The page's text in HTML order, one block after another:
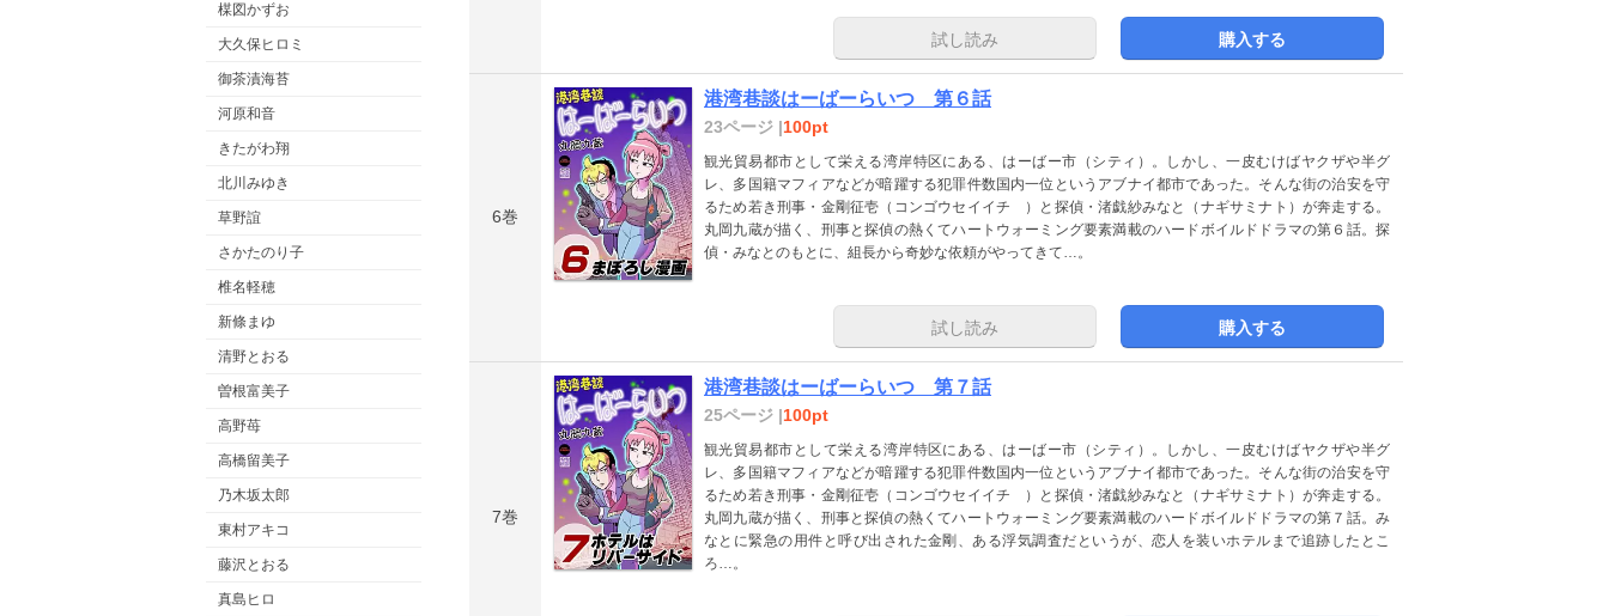
楳図かずお
大久保ヒロミ
御茶漬海苔
河原和音
きたがわ翔
北川みゆき
草野誼
さかたのり子
椎名軽穂
新條まゆ
清野とおる
曽根富美子
高野苺
高橋留美子
乃木坂太郎
東村アキコ
藤沢とおる
真島ヒロ
試し読み 購入する
6巻
港湾巷談はーばーらいつ 第６話
23ページ |100pt
観光貿易都市として栄える湾岸特区にある、はーばー市（シティ）。しかし、一皮むけばヤクザや半グ
レ、多国籍マフィアなどが暗躍する犯罪件数国内一位というアブナイ都市であった。そんな街の治安を守
るため若き刑事・金剛征壱（コンゴウセイイチ ）と探偵・渚戯紗みなと（ナギサミナト）が奔走する。
丸岡九蔵が描く、刑事と探偵の熱くてハートウォーミング要素満載のハードボイルドドラマの第６話。探
偵・みなとのもとに、組長から奇妙な依頼がやってきて…。
試し読み 購入する
7巻
港湾巷談はーばーらいつ 第７話
25ページ |100pt
観光貿易都市として栄える湾岸特区にある、はーばー市（シティ）。しかし、一皮むけばヤクザや半グ
レ、多国籍マフィアなどが暗躍する犯罪件数国内一位というアブナイ都市であった。そんな街の治安を守
るため若き刑事・金剛征壱（コンゴウセイイチ ）と探偵・渚戯紗みなと（ナギサミナト）が奔走する。
丸岡九蔵が描く、刑事と探偵の熱くてハートウォーミング要素満載のハードボイルドドラマの第７話。み
なとに緊急の用件と呼び出された金剛、ある浮気調査だというが、恋人を装いホテルまで追跡したとこ
ろ…。